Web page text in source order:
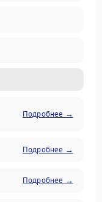
Подробнее →
Подробнее →
Подробнее →